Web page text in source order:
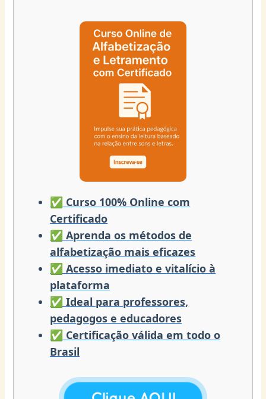
✅ Curso 100% Online com
Certificado
✅ Aprenda os métodos de
alfabetização mais eficazes
✅ Acesso imediato e vitalício à
plataforma
✅ Ideal para professores,
pedagogos e educadores
✅ Certificação válida em todo o
Brasil